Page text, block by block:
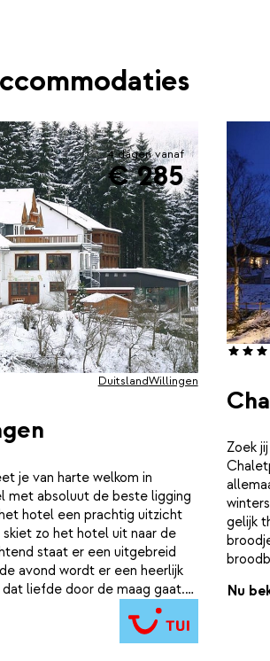
4 dagen vanaf
€ 285
DuitslandWillingen
je van harte welkom in
met absoluut de beste ligging
hotel een prachtig uitzicht
zo het hotel uit naar de
staat er een uitgebreid
avond wordt er een heerlijk
liefde door de maag gaat.
het restaurant kijk je uit over
ook bij minder
en gezellige restaurants met
Zoek
gelijk
het
Nu